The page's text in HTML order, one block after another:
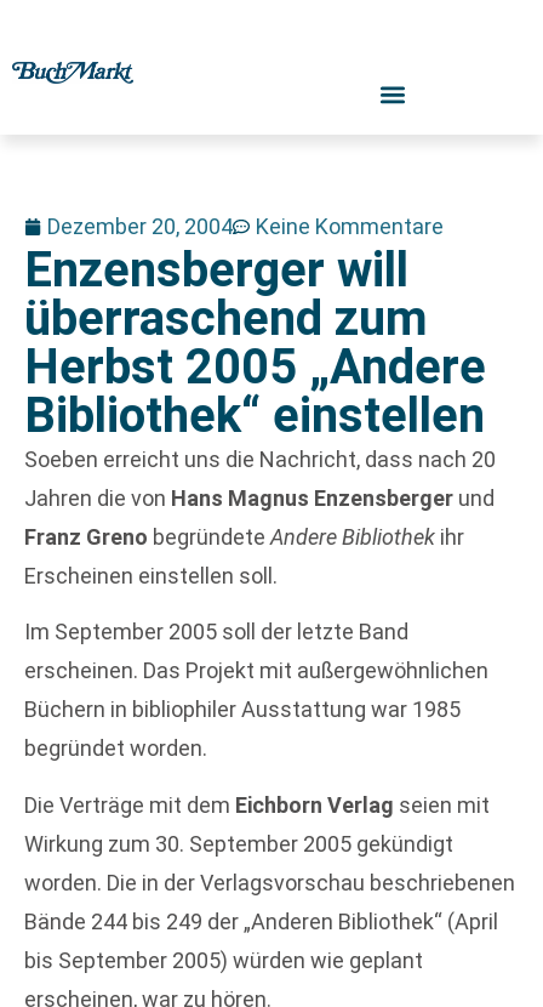
Dezember 20, 2004 Keine Kommentare
Enzensberger will
überraschend zum
Herbst 2005 „Andere
Bibliothek“ einstellen
Soeben erreicht uns die Nachricht, dass nach 20
Jahren die von Hans Magnus Enzensberger und
Franz Greno begründete Andere Bibliothek ihr
Erscheinen einstellen soll.
Im September 2005 soll der letzte Band
erscheinen. Das Projekt mit außergewöhnlichen
Büchern in bibliophiler Ausstattung war 1985
begründet worden.
Die Verträge mit dem Eichborn Verlag seien mit
Wirkung zum 30. September 2005 gekündigt
worden. Die in der Verlagsvorschau beschriebenen
Bände 244 bis 249 der „Anderen Bibliothek“ (April
bis September 2005) würden wie geplant
erscheinen, war zu hören.